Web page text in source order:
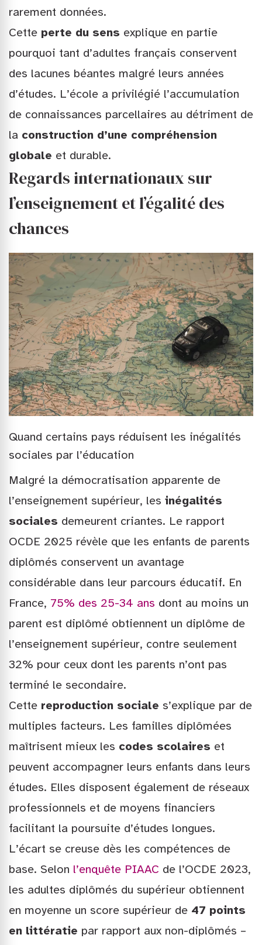
rarement données.
Cette perte du sens explique en partie
pourquoi tant d’adultes français conservent
des lacunes béantes malgré leurs années
d’études. L’école a privilégié l’accumulation
de connaissances parcellaires au détriment de
la construction d’une compréhension
globale et durable.
Regards internationaux sur
l’enseignement et l’égalité des
chances
Quand certains pays réduisent les inégalités
sociales par l’éducation
Malgré la démocratisation apparente de
l’enseignement supérieur, les inégalités
sociales demeurent criantes. Le rapport
OCDE 2025 révèle que les enfants de parents
diplômés conservent un avantage
considérable dans leur parcours éducatif. En
France, 75% des 25-34 ans dont au moins un
parent est diplômé obtiennent un diplôme de
l’enseignement supérieur, contre seulement
32% pour ceux dont les parents n’ont pas
terminé le secondaire.
Cette reproduction sociale s’explique par de
multiples facteurs. Les familles diplômées
maîtrisent mieux les codes scolaires et
peuvent accompagner leurs enfants dans leurs
études. Elles disposent également de réseaux
professionnels et de moyens financiers
facilitant la poursuite d’études longues.
L’écart se creuse dès les compétences de
base. Selon l’enquête PIAAC de l’OCDE 2023,
les adultes diplômés du supérieur obtiennent
en moyenne un score supérieur de 47 points
en littératie par rapport aux non-diplômés –